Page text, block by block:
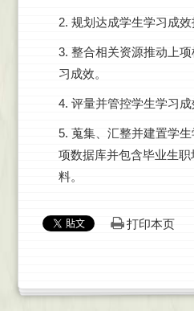
2. 规划达成学生学习成效
3. 整合相关资源推动上
习成效。
4. 评量并管控学生学习成
5. 蒐集、汇整并建置学
项数据库并包含毕业生
料。
打印本页